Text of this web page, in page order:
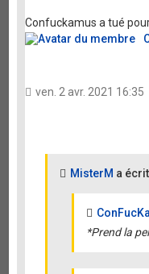
Confuckamus a tué
ven. 2 avr. 2021 16:35
MisterM a
*Prend la